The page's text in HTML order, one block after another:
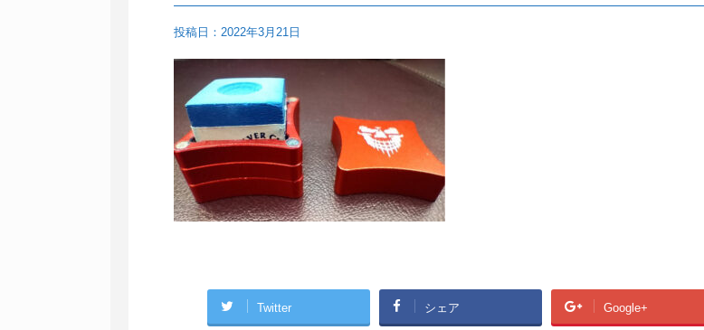
投稿日： 2022年3月21日
Twitter シェア Google+